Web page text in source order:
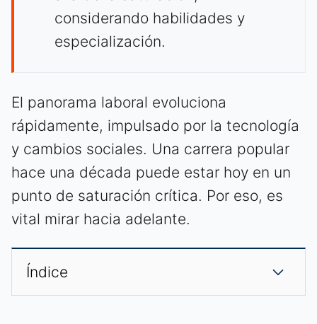
considerando habilidades y
especialización.
El panorama laboral evoluciona
rápidamente, impulsado por la tecnología
y cambios sociales. Una carrera popular
hace una década puede estar hoy en un
punto de saturación crítica. Por eso, es
vital mirar hacia adelante.
Índice